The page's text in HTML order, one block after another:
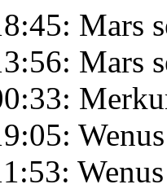
Mars
Mars